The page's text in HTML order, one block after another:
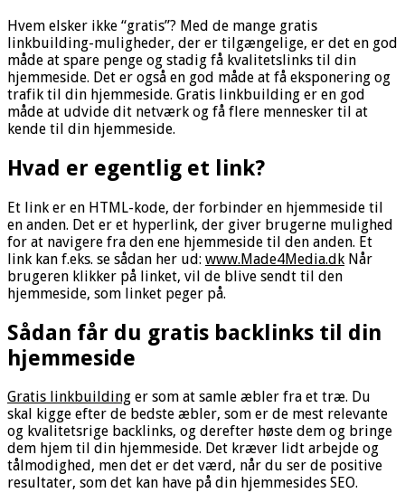
Hvem elsker ikke “gratis”? Med de mange gratis
linkbuilding-muligheder, der er tilgængelige, er det en god
måde at spare penge og stadig få kvalitetslinks til din
hjemmeside. Det er også en god måde at få eksponering og
trafik til din hjemmeside. Gratis linkbuilding er en god
måde at udvide dit netværk og få flere mennesker til at
kende til din hjemmeside.
Hvad er egentlig et link?
Et link er en HTML-kode, der forbinder en hjemmeside til
en anden. Det er et hyperlink, der giver brugerne mulighed
for at navigere fra den ene hjemmeside til den anden. Et
link kan f.eks. se sådan her ud: www.Made4Media.dk Når
brugeren klikker på linket, vil de blive sendt til den
hjemmeside, som linket peger på.
Sådan får du gratis backlinks til din
hjemmeside
Gratis linkbuilding er som at samle æbler fra et træ. Du
skal kigge efter de bedste æbler, som er de mest relevante
og kvalitetsrige backlinks, og derefter høste dem og bringe
dem hjem til din hjemmeside. Det kræver lidt arbejde og
tålmodighed, men det er det værd, når du ser de positive
resultater, som det kan have på din hjemmesides SEO.